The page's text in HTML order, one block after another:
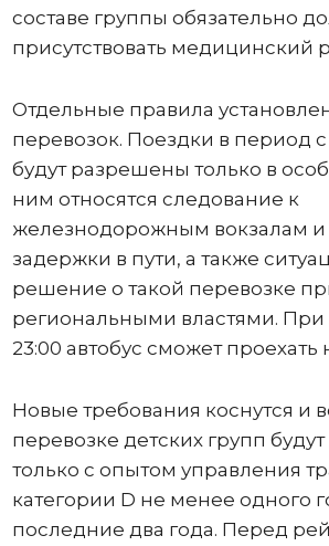
составе группы обязательно
присутствовать медицинский
Отдельные правила
перевозок. Поездки в период с
будут разрешены только в
ним относятся следование к
железнодорожным вокзалам и
задержки в пути, а также
решение о такой перевозке
региональными властями. При
23:00 автобус сможет проехать
Новые требования коснутся и
перевозке детских групп будут
только с опытом управления
категории D не менее одного
последние два года. Перед